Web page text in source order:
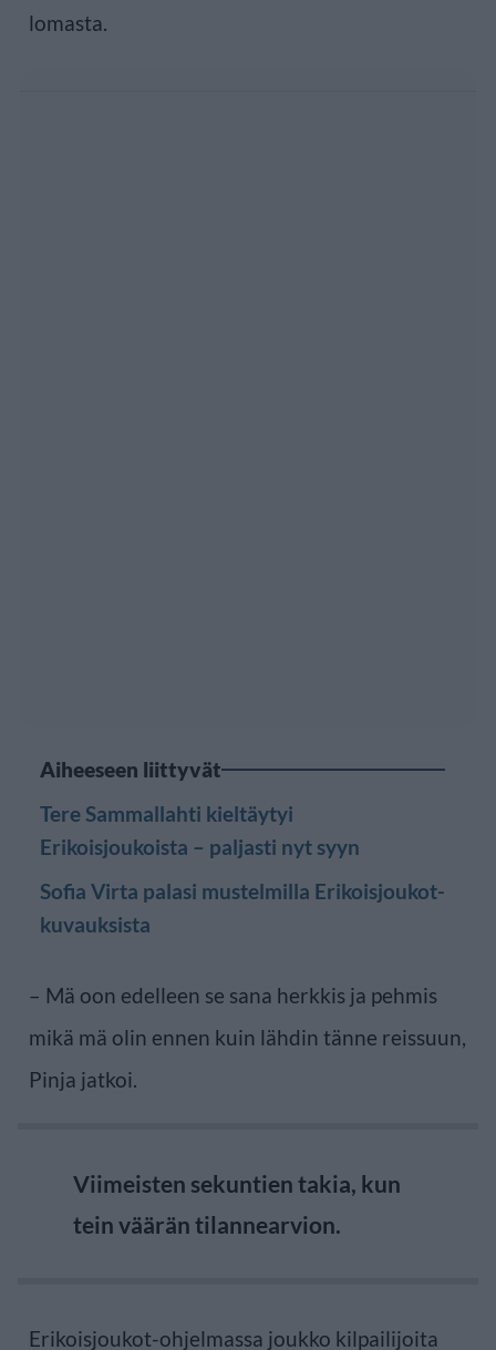
lomasta.
Aiheeseen liittyvät
Tere Sammallahti kieltäytyi
Erikoisjoukoista – paljasti nyt syyn
Sofia Virta palasi mustelmilla Erikoisjoukot-
kuvauksista
– Mä oon edelleen se sana herkkis ja pehmis
mikä mä olin ennen kuin lähdin tänne reissuun,
Pinja jatkoi.
Viimeisten sekuntien takia, kun
tein väärän tilannearvion.
Erikoisjoukot-ohjelmassa joukko kilpailijoita